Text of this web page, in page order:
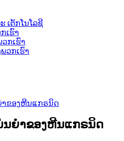
ເຕັກໂນໂລຊີ
ເຮົາ
ກເຮົາ
ວກເຮົາ
າຂອງຫີນແກຣນິດ
ນຍໍາຂອງຫີນແກຣນິດ